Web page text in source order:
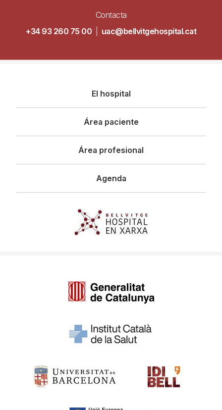
Contacta
+34 93 260 75 00
uac@bellvitgehospital.cat
principal
El hospital
Área paciente
Área profesional
Agenda